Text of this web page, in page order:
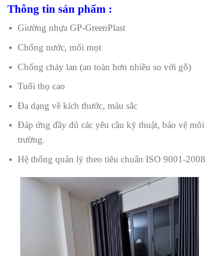
Thông tin sản phẩm :
Giường nhựa GP-GreenPlast
Chống nước, mối mọt
Chống cháy lan (an toàn hơn nhiều so với gỗ)
Tuổi thọ cao
Đa dạng về kích thước, màu sắc
Đáp ứng đầy đủ các yêu cầu kỹ thuật, bảo vệ môi
trường.
Hệ thống quản lý theo tiêu chuẩn ISO 9001-2008